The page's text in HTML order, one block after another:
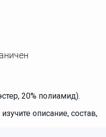
20% полиамид).
описание, состав,